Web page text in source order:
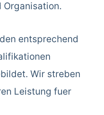
Organisation.
entsprechend
Wir streben
Leistung fuer